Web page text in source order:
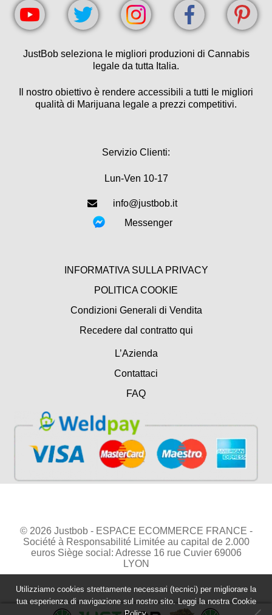
JustBob seleziona le migliori produzioni di Cannabis
legale da tutta Italia.
Il nostro obiettivo è rendere accessibili a tutti le migliori
qualità di Marijuana legale a prezzi competitivi.
Servizio Clienti:
Lun-Ven 10-17
info@justbob.it
Messenger
INFORMATIVA SULLA PRIVACY
POLITICA COOKIE
Condizioni Generali di Vendita
Recedere dal contratto qui
L’Azienda
Contattaci
FAQ
© 2026 Justbob - ESPACE ECOMMERCE FRANCE -
Société à Responsabilité Limitée au capital de 2.000
euros Siège social: Adresse 16 rue Cuvier 69006
LYON
Utilizziamo cookies strettamente necessari (tecnici) per migliorare la
tua esperienza di navigazione sul nostro sito. Leggi la nostra Cookie